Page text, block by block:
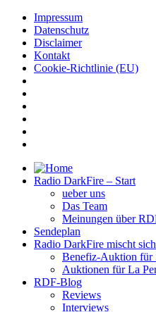
Impressum
Datenschutz
Disclaimer
Kontakt
Cookie-Richtlinie (EU)
Radio DarkFire – Start
ueber uns
Das Team
Meinungen über
Sendeplan
Radio DarkFire mischt
Benefiz-Auktion für
Auktionen für La
RDF-Blog
Reviews
Interviews